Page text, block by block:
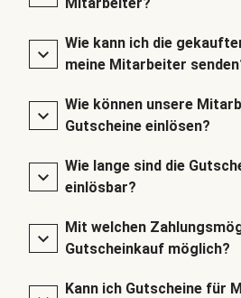
Wie kann ich die
meine Mitarbeiter
Wie können unsere
Gutscheine einlösen?
Wie lange sind die
einlösbar?
Mit welchen
Gutscheinkauf möglich?
Kann ich Gutscheine für